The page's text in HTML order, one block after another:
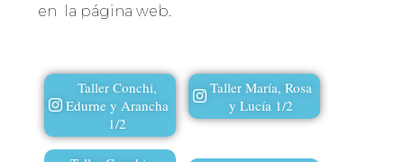
en la página web.
Taller Conchi,
Edurne y Arancha
1/2
Taller María, Rosa
y Lucía 1/2